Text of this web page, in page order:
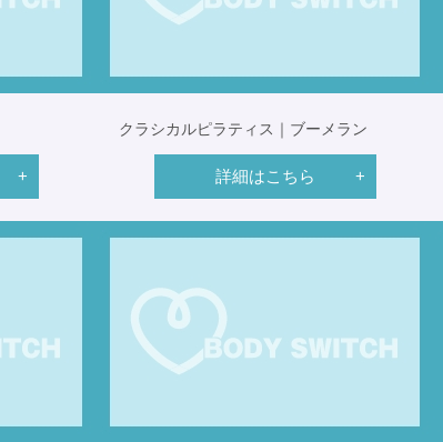
クラシカルピラティス｜ブーメラン
詳細はこちら